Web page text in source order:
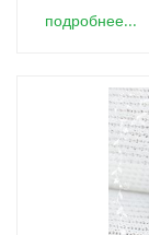
подробнее...